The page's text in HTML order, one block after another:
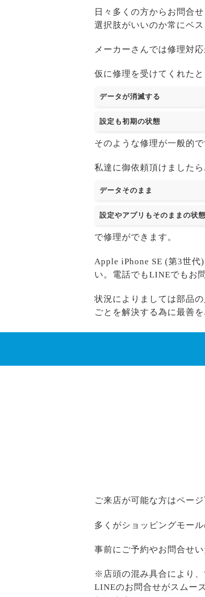
日々多くの方からお問合
選択肢がいいのか常にベ
メーカーさんでは修理対
仮に修理を受けてくれたと
データが消滅する
設定も初期の状態
そのような修理が一般的で
私達に御依頼頂けました
データそのまま
設定やアプリもそのままの状態
で修理ができます。
Apple iPhone SE (第3世
い。電話でもLINEでもお
状況によりましては部品
ごとを解決する為に最善を
ご来店が可能な方はペー
多くがショッピングモー
事前にご予約やお問合せ
※店頭の混み具合により
LINEのお問合せがスムー